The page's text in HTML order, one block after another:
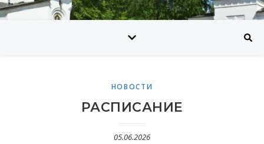
НОВОСТИ
РАСПИСАНИЕ
05.06.2026